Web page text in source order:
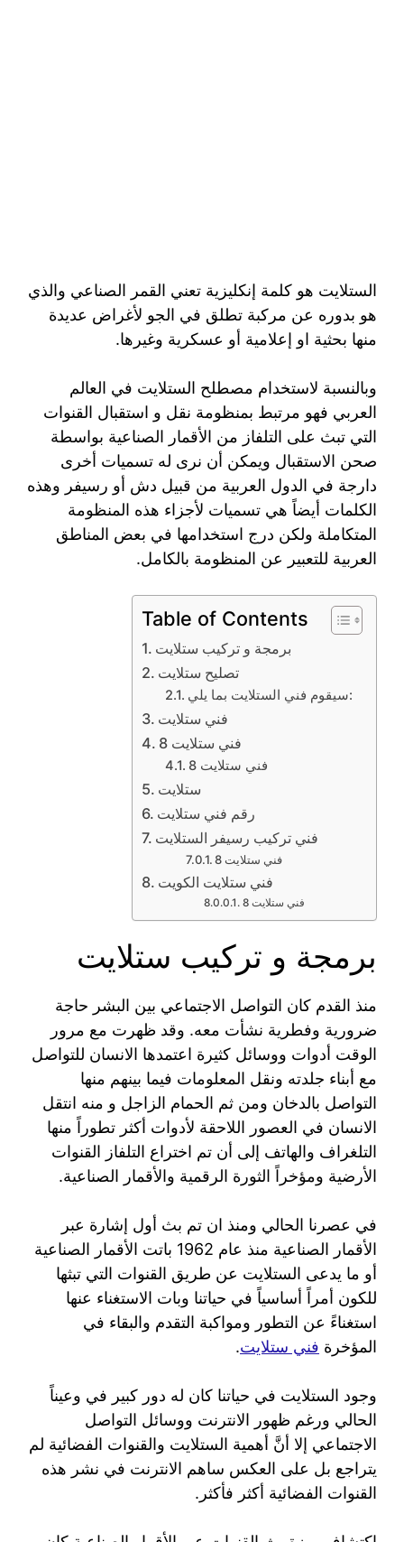
الستلايت هو كلمة إنكليزية تعني القمر الصناعي والذي
هو بدوره عن مركبة تطلق في الجو لأغراض عديدة
منها بحثية او إعلامية أو عسكرية وغيرها.
وبالنسبة لاستخدام مصطلح الستلايت في العالم
العربي فهو مرتبط بمنظومة نقل و استقبال القنوات
التي تبث على التلفاز من الأقمار الصناعية بواسطة
صحن الاستقبال ويمكن أن نرى له تسميات أخرى
دارجة في الدول العربية من قبيل دش أو رسيفر وهذه
الكلمات أيضاً هي تسميات لأجزاء هذه المنظومة
المتكاملة ولكن درج استخدامها في بعض المناطق
العربية للتعبير عن المنظومة بالكامل.
Table of Contents
برمجة و تركيب ستلايت
تصليح ستلايت
سيقوم فني الستلايت بما يلي:
فني ستلايت
فني ستلايت 8
فني ستلايت 8
ستلايت
رقم فني ستلايت
فني تركيب رسيفر الستلايت
فني ستلايت 8
فني ستلايت الكويت
فني ستلايت 8
برمجة و تركيب ستلايت
منذ القدم كان التواصل الاجتماعي بين البشر حاجة
ضرورية وفطرية نشأت معه. وقد ظهرت مع مرور
الوقت أدوات ووسائل كثيرة اعتمدها الانسان للتواصل
مع أبناء جلدته ونقل المعلومات فيما بينهم منها
التواصل بالدخان ومن ثم الحمام الزاجل و منه انتقل
الانسان في العصور اللاحقة لأدوات أكثر تطوراً منها
التلغراف والهاتف إلى أن تم اختراع التلفاز القنوات
الأرضية ومؤخراً الثورة الرقمية والأقمار الصناعية.
في عصرنا الحالي ومنذ ان تم بث أول إشارة عبر
الأقمار الصناعية منذ عام 1962 باتت الأقمار الصناعية
أو ما يدعى الستلايت عن طريق القنوات التي تبثها
للكون أمراً أساسياً في حياتنا وبات الاستغناء عنها
استغناءً عن التطور ومواكبة التقدم والبقاء في
المؤخرة فني ستلايت.
وجود الستلايت في حياتنا كان له دور كبير في وعيناً
الحالي ورغم ظهور الانترنت ووسائل التواصل
الاجتماعي إلا أنَّ أهمية الستلايت والقنوات الفضائية لم
يتراجع بل على العكس ساهم الانترنت في نشر هذه
القنوات الفضائية أكثر فأكثر.